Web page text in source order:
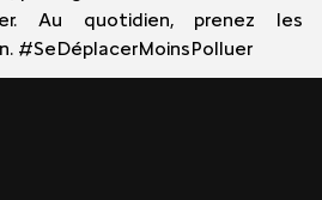
Au quotidien, prenez les
#SeDéplacerMoinsPolluer